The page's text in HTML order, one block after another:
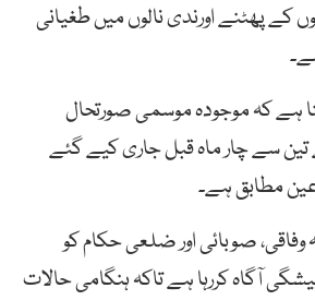
کے پھٹنے اورندی نالوں میں طغیانی
ہے کہ موجودہ موسمی صورتحال
سے چار ماہ قبل جاری کیے گئے
مطابق ہے۔
صوبائی اور ضلعی حکام کو
آگاہ کررہا ہے تاکہ ہنگامی حالات